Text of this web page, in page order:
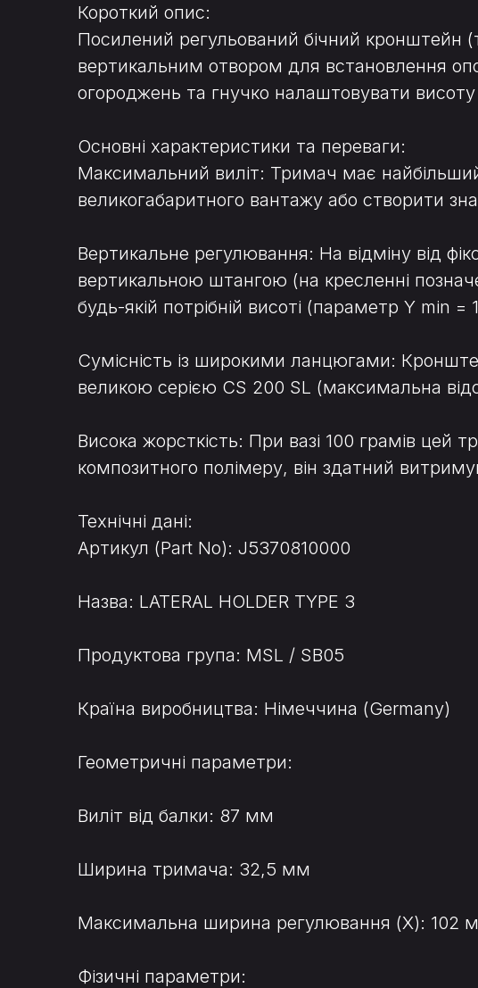
Короткий опис:
Посилений регульований бічний кронштейн
вертикальним отвором для встановлення
огороджень та гнучко налаштовувати висоту
Основні характеристики та переваги:
Максимальний виліт: Тримач має
великогабаритного вантажу або створити
Вертикальне регулювання: На відміну від
вертикальною штангою (на кресленні
будь-якій потрібній висоті (параметр Y min =
Сумісність із широкими ланцюгами:
великою серією CS 200 SL (максимальна
Висока жорсткість: При вазі 100 грамів цей
композитного полімеру, він здатний
Технічні дані:
Артикул (Part No): J5370810000
Назва: LATERAL HOLDER TYPE 3
Продуктова група: MSL / SB05
Країна виробництва: Німеччина (Germany)
Геометричні параметри:
Виліт від балки: 87 мм
Ширина тримача: 32,5 мм
Максимальна ширина регулювання (X):
Фізичні параметри: